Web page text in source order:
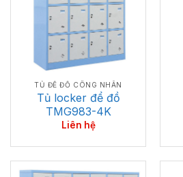
TỦ ĐỂ ĐỒ CÔNG NHÂN
Tủ locker để đồ
TMG983-4K
Liên hệ